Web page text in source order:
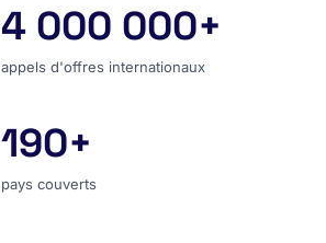
appels d'offres internationaux
4 000 000+
appels d'offres internationaux
pays couverts
190+
pays couverts